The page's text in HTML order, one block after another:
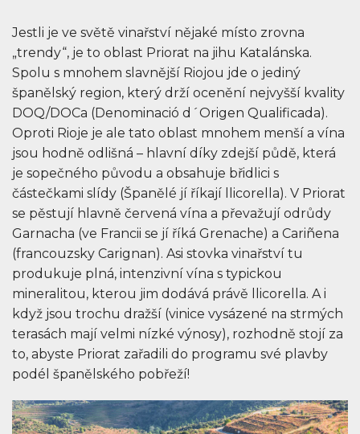
Jestli je ve světě vinařství nějaké místo zrovna
„trendy“, je to oblast Priorat na jihu Katalánska.
Spolu s mnohem slavnější Riojou jde o jediný
španělský region, který drží ocenění nejvyšší kvality
DOQ/DOCa (Denominació d´Origen Qualificada).
Oproti Rioje je ale tato oblast mnohem menší a vína
jsou hodně odlišná – hlavní díky zdejší půdě, která
je sopečného původu a obsahuje břidlici s
částečkami slídy (Španělé jí říkají llicorella). V Priorat
se pěstují hlavně červená vína a převažují odrůdy
Garnacha (ve Francii se jí říká Grenache) a Cariñena
(francouzsky Carignan). Asi stovka vinařství tu
produkuje plná, intenzivní vína s typickou
mineralitou, kterou jim dodává právě llicorella. A i
když jsou trochu dražší (vinice vysázené na strmých
terasách mají velmi nízké výnosy), rozhodně stojí za
to, abyste Priorat zařadili do programu své plavby
podél španělského pobřeží!